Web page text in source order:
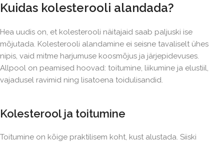
Kuidas kolesterooli alandada?
Hea uudis on, et kolesterooli näitajaid saab paljuski ise
mõjutada. Kolesterooli alandamine ei seisne tavaliselt ühes
nipis, vaid mitme harjumuse koosmõjus ja järjepidevuses.
Allpool on peamised hoovad: toitumine, liikumine ja elustiil,
vajadusel ravimid ning lisatoena toidulisandid.
Kolesterool ja toitumine
Toitumine on kõige praktilisem koht, kust alustada. Siiski